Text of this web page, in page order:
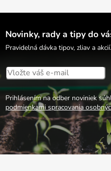
Novinky, rady a tipy do
Pravidelná dávka tipov, zliav a
Prihlásením na odber noviniek
podmienkami spracovania